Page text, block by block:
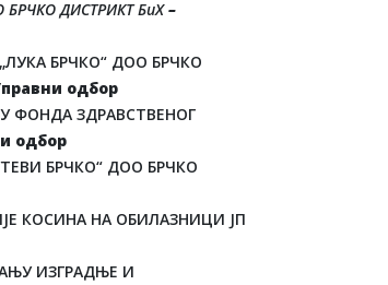
ДИСТРИКТ БиХ–
БРЧКО“ ДОО БРЧКО
одбор
ФОНДА ЗДРАВСТВЕНОГ
одбор
БРЧКО“ ДОО БРЧКО
КОСИНА НА ОБИЛАЗНИЦИ ЈП
ИЗГРАДЊЕ И